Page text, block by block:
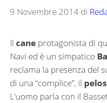
9 Novembre 2014 di
Il cane protagonista di
Navi ed è un simpatico
reclama la presenza del
di una “complice”, il
L’uomo parla con il